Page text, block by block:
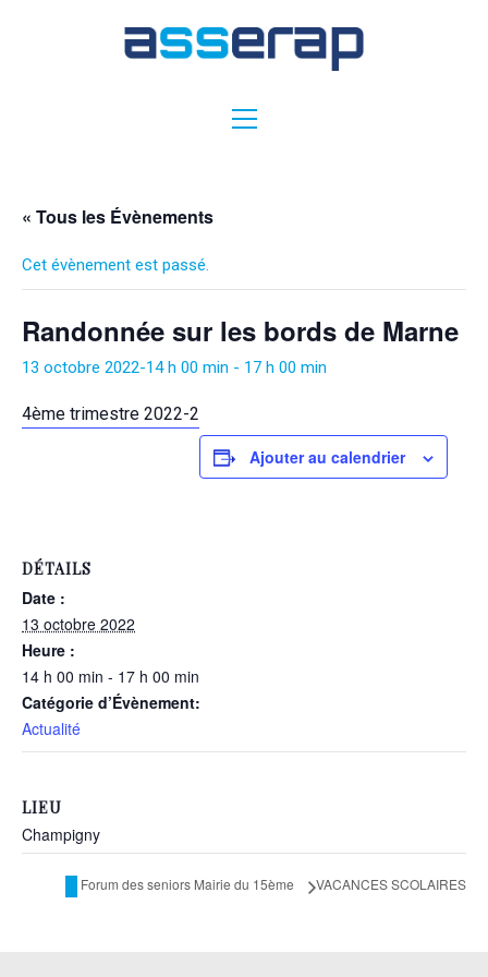
« Tous les Évènements
Cet évènement est passé.
Randonnée sur les bords de Marne
13 octobre 2022-14 h 00 min - 17 h 00 min
4ème trimestre 2022-2
Ajouter au calendrier
DÉTAILS
Date :
13 octobre 2022
Heure :
14 h 00 min - 17 h 00 min
Catégorie d’Évènement:
Actualité
LIEU
Champigny
Forum des seniors Mairie du 15ème VACANCES SCOLAIRES